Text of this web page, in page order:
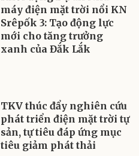
máy điện mặt trời nổi KN
Srêpốk 3: Tạo động lực
mới cho tăng trưởng
xanh của Đắk Lắk
TKV thúc đẩy nghiên cứu
phát triển điện mặt trời tự
sản, tự tiêu đáp ứng mục
tiêu giảm phát thải